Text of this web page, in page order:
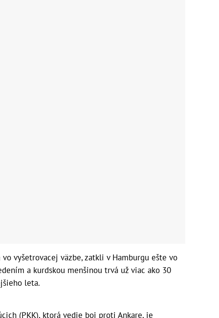
vyšetrovacej väzbe, zatkli v Hamburgu ešte vo
a kurdskou menšinou trvá už viac ako 30
leta.
(PKK), ktorá vedie boj proti Ankare, je